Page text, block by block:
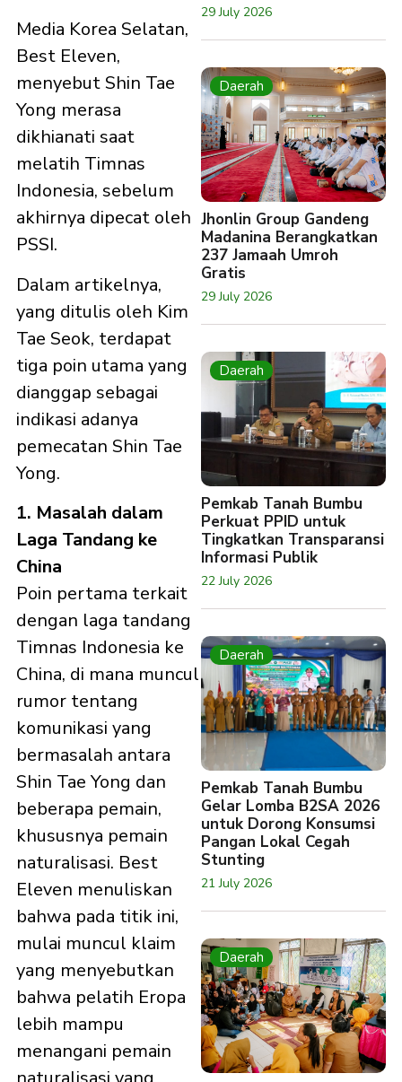
Media Korea Selatan,
Best Eleven,
menyebut Shin Tae
Yong merasa
dikhianati saat
melatih Timnas
Indonesia, sebelum
akhirnya dipecat oleh
PSSI.
Dalam artikelnya,
yang ditulis oleh Kim
Tae Seok, terdapat
tiga poin utama yang
dianggap sebagai
indikasi adanya
pemecatan Shin Tae
Yong.
1. Masalah dalam
Laga Tandang ke
China
Poin pertama terkait
dengan laga tandang
Timnas Indonesia ke
China, di mana muncul
rumor tentang
komunikasi yang
bermasalah antara
Shin Tae Yong dan
beberapa pemain,
khususnya pemain
naturalisasi. Best
Eleven menuliskan
bahwa pada titik ini,
mulai muncul klaim
yang menyebutkan
bahwa pelatih Eropa
lebih mampu
menangani pemain
29 July 2026
Daerah
Jhonlin Group Gandeng
Madanina Berangkatkan
237 Jamaah Umroh
Gratis
29 July 2026
Daerah
Pemkab Tanah Bumbu
Perkuat PPID untuk
Tingkatkan Transparansi
Informasi Publik
22 July 2026
Daerah
Pemkab Tanah Bumbu
Gelar Lomba B2SA 2026
untuk Dorong Konsumsi
Pangan Lokal Cegah
Stunting
21 July 2026
Daerah